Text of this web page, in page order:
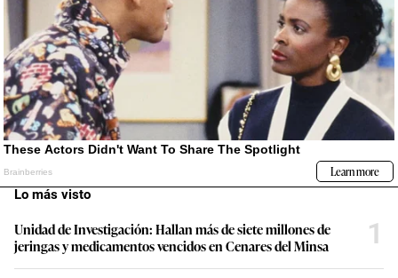
Lo más visto
Unidad de Investigación: Hallan más de siete millones de
jeringas y medicamentos vencidos en Cenares del Minsa
1